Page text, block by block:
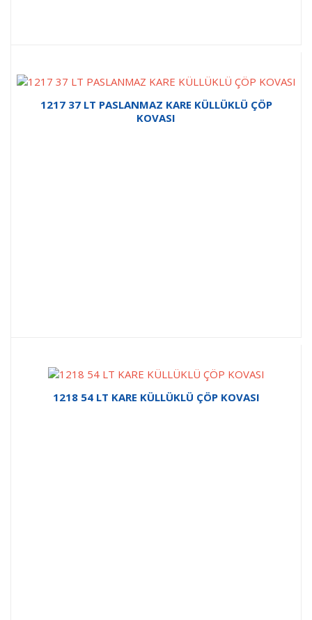
1217 37 LT PASLANMAZ KARE KÜLLÜKLÜ ÇÖP
KOVASI
1218 54 LT KARE KÜLLÜKLÜ ÇÖP KOVASI